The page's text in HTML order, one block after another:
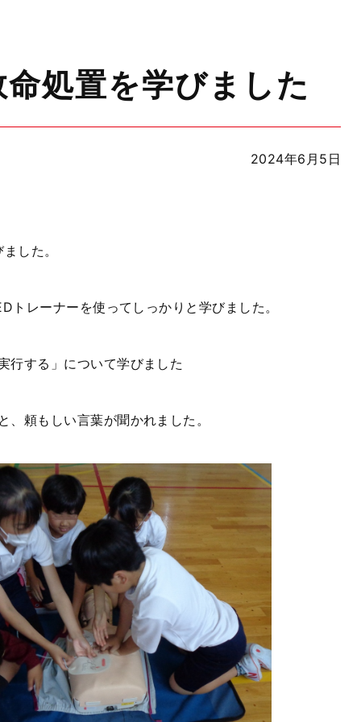
処置を学びました
2024年6月5日
した。
トレーナーを使ってし っかりと学びました。
行する」について学びました
頼もしい言葉が聞かれました。